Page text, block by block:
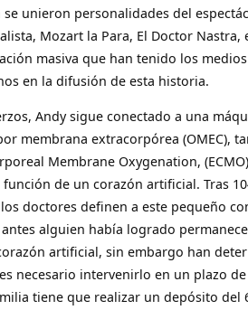
se unieron personalidades del
Mozart la Para, El Doctor Nastra,
masiva que han tenido los
en la difusión de esta historia.
Andy sigue conectado a una
membrana extracorpórea (OMEC),
Membrane Oxygenation,
de un corazón artificial. Tras
doctores definen a este pequeño
alguien había logrado
artificial, sin embargo han
necesario intervenirlo en un plazo
tiene que realizar un depósito del